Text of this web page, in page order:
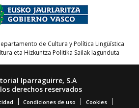
de Cultura y Política Lingüística
eta Hizkuntza Politika Sailak lagunduta
Iparraguirre, S.A
derechos reservados
Condiciones de uso Cookies